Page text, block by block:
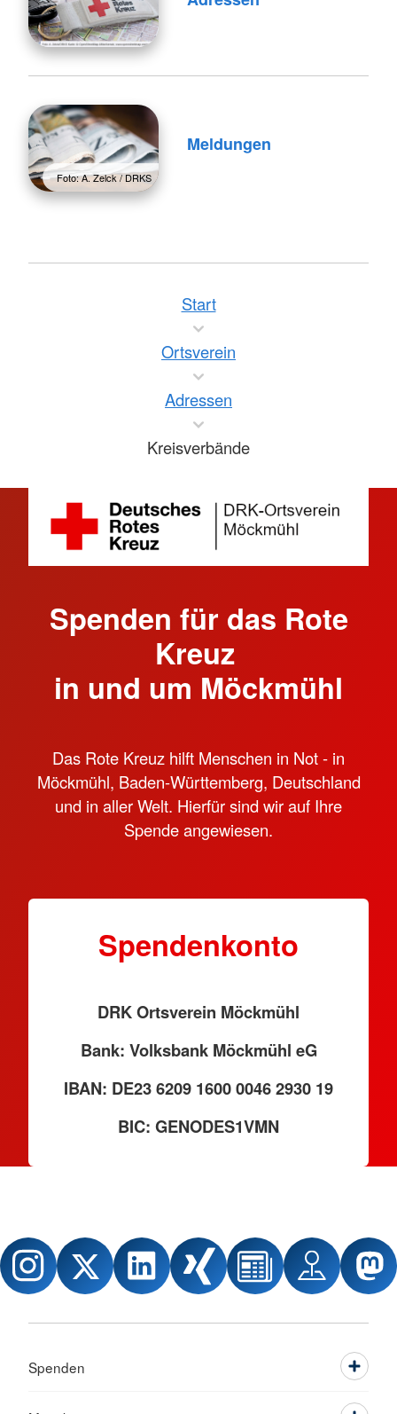
Foto: A. Zelck / DRKS
Meldungen
Start
Ortsverein
Adressen
Kreisverbände
Spenden für das Rote
Kreuz
in und um Möckmühl
Das Rote Kreuz hilft Menschen in Not - in
Möckmühl, Baden-Württemberg, Deutschland
und in aller Welt. Hierfür sind wir auf Ihre
Spende angewiesen.
Spendenkonto
DRK Ortsverein Möckmühl
Bank: Volksbank Möckmühl eG
IBAN: DE23 6209 1600 0046 2930 19
BIC: GENODES1VMN
Spenden